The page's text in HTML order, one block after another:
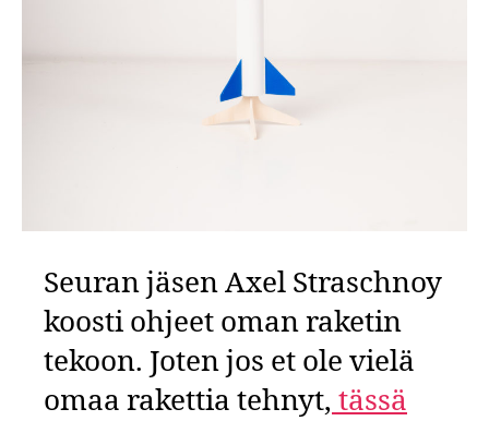
Seuran jäsen Axel Straschnoy
koosti ohjeet oman raketin
tekoon. Joten jos et ole vielä
omaa rakettia tehnyt, tässä